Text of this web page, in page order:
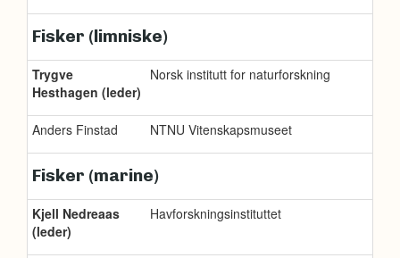
Fisker (limniske)
Trygve
Hesthagen (leder)
Norsk institutt for naturforskning
Anders Finstad NTNU Vitenskapsmuseet
Fisker (marine)
Kjell Nedreaas
(leder)
Havforskningsinstituttet